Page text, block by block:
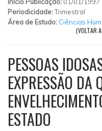
Periodicidade:Trimestral
Área de Estudo: Ciências
(VOLTAR
PESSOAS
EXPRESSÃO DA
ESTADO